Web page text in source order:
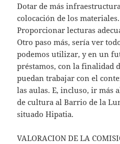
Dotar de más
colocación de los materiales.
Proporcionar lecturas
Otro paso más, sería ver
podemos utilizar, y en un
préstamos, con la finalidad
puedan trabajar con el
las aulas. E, incluso, ir más
de cultura al Barrio de la
situado Hipatia.
VALORACION DE LA